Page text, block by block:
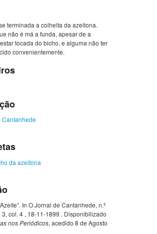
terminada a colheita da azeitona.
não é má a funda, apesar de a
tocada do bicho, e alguma não ter
convenientemente.
Cantanhede
da azeitona
In O Jornal de Cantanhede, n.º
3, col. 4 , 18-11-1899 . Disponibilizado
nos Periódicos, acedido 8 de Agosto